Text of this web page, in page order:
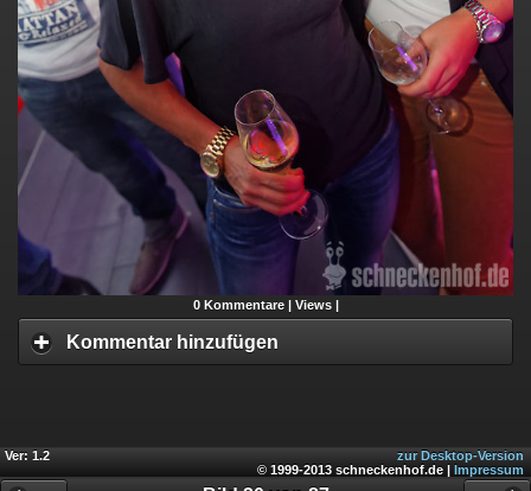
0Kommentare | Views |
Kommentar hinzufügen
Ver: 1.2
zur Desktop-Version
© 1999-2013 schneckenhof.de | Impressum